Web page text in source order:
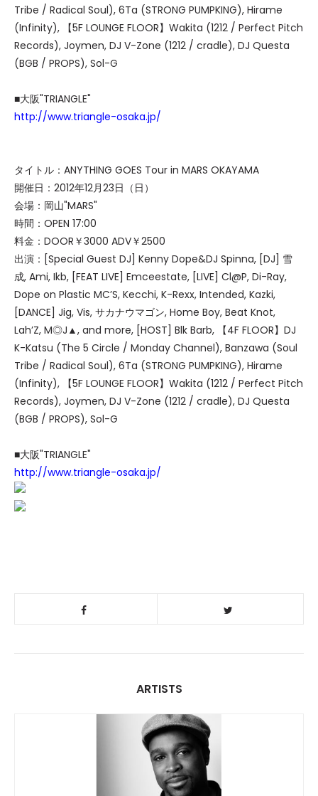
Tribe / Radical Soul), 6Ta (STRONG PUMPKING), Hirame
(Infinity), 【5F LOUNGE FLOOR】Wakita (1212 / Perfect Pitch
Records), Joymen, DJ V-Zone (1212 / cradle), DJ Questa
(BGB / PROPS), Sol-G
■大阪"TRIANGLE"
http://www.triangle-osaka.jp/
タイトル：ANYTHING GOES Tour in MARS OKAYAMA
開催日：2012年12月23日（日）
会場：岡山"MARS"
時間：OPEN 17:00
料金：DOOR￥3000 ADV￥2500
出演：[Special Guest DJ] Kenny Dope&DJ Spinna, [DJ] 雪
成, Ami, Ikb, [FEAT LIVE] Emceestate, [LIVE] Cl@P, Di-Ray,
Dope on Plastic MC’S, Kecchi, K-Rexx, Intended, Kazki,
[DANCE] Jig, Vis, サカナウマゴン, Home Boy, Beat Knot,
Lah’Z, M◎J▲, and more, [HOST] Blk Barb, 【4F FLOOR】DJ
K-Katsu (The 5 Circle / Monday Channel), Banzawa (Soul
Tribe / Radical Soul), 6Ta (STRONG PUMPKING), Hirame
(Infinity), 【5F LOUNGE FLOOR】Wakita (1212 / Perfect Pitch
Records), Joymen, DJ V-Zone (1212 / cradle), DJ Questa
(BGB / PROPS), Sol-G
■大阪"TRIANGLE"
http://www.triangle-osaka.jp/
ARTISTS